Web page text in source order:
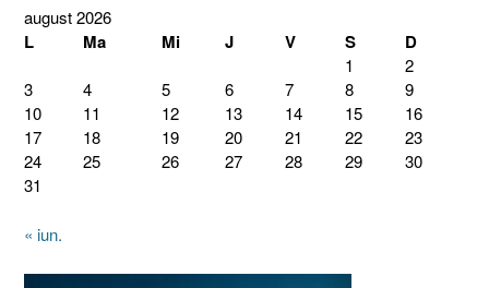
august 2026
L Ma Mi J V S D
1
2
3
4 5 6 7 8
9
10
11 12 13 14 15
16
17
18 19 20 21 22
23
24
25 26 27 28 29
30
31
« iun.